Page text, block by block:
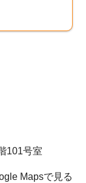
101号室
Mapsで見る